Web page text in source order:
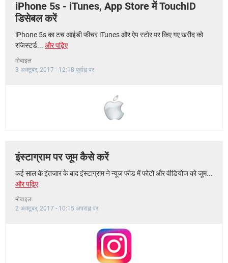
iPhone 5s - iTunes, App Store में TouchID
डिसेबल करें
iPhone 5s का टच आईडी फीचर iTunes और ऐप स्टोर पर किए गए खरीद को
रजिस्टर्ड... और पढ़िए
मोबाइल
3 अक्टूबर, 2017 - 12:18 पूर्वाह्न पर
इंस्टाग्राम पर जूम कैसे करें
कई साल के इंतजार के बाद इंस्टाग्राम ने न्यूज फीड में फोटो और वीडियोज को जूम...
और पढ़िए
मोबाइल
2 अक्टूबर, 2017 - 10:15 अपराह्न पर